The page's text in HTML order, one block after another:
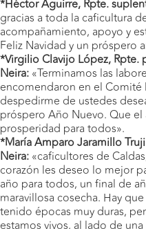
*Héctor Aguirre, Rpte.
gracias a toda la caficultura
acompañamiento, apoyo y
Feliz Navidad y un próspero
*Virgilio Clavijo López, Rpte.
Neira: «Terminamos las
encomendaron en el
despedirme de ustedes
próspero Año Nuevo. Que el
prosperidad para todos».
*María Amparo Jaramillo
Neira: «caficultores de
corazón les deseo lo mejor
año para todos, un final de
maravillosa cosecha. Hay
tenido épocas muy duras,
estamos vivos, al lado de